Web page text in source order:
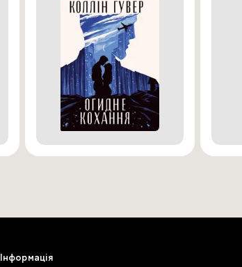
Інформація